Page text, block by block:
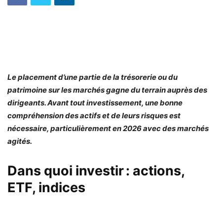
Le placement d’une partie de la trésorerie ou du
patrimoine sur les marchés gagne du terrain auprès des
dirigeants. Avant tout investissement, une bonne
compréhension des actifs et de leurs risques est
nécessaire, particulièrement en 2026 avec des marchés
agités.
Dans quoi investir : actions,
ETF, indices